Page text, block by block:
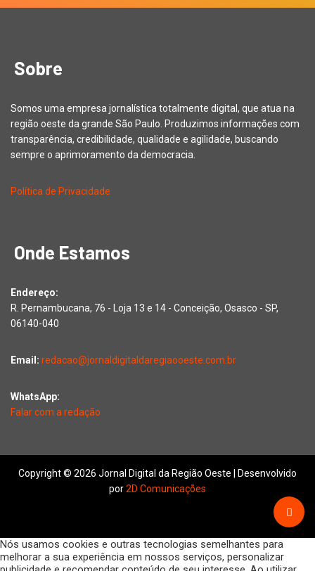
Sobre
Somos uma empresa jornalística totalmente digital, que atua na
região oeste da grande São Paulo. Produzimos informações com
transparência, credibilidade, qualidade e agilidade, buscando
sempre o aprimoramento da democracia.
Política de Privacidade
Onde Estamos
Endereço:
R. Pernambucana, 76 - Loja 13 e 14 - Conceição, Osasco - SP,
06140-040
Email: redacao@jornaldigitaldaregiaooeste.com.br
WhatsApp:
Falar com a redação
Copyright © 2026 Jornal Digital da Região Oeste | Desenvolvido
por2D Comunicações
Nós usamos cookies e outras tecnologias semelhantes para
melhorar a sua experiência em nossos serviços, personalizar